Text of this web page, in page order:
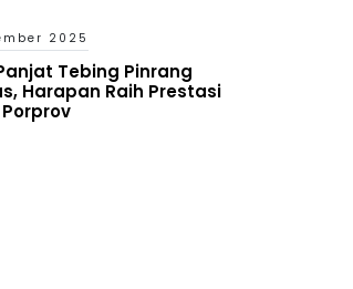
2025
Tebing Pinrang
Harapan Raih Prestasi